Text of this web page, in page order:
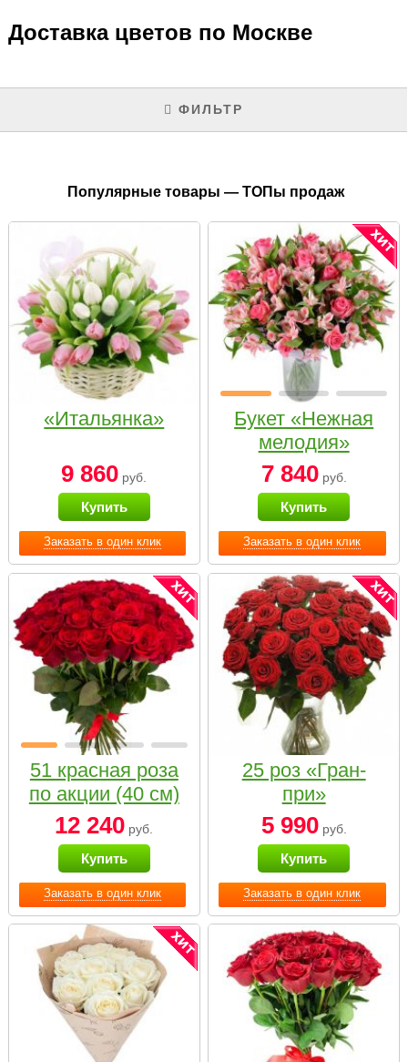
Доставка цветов по Москве
ФИЛЬТР
Популярные товары — ТОПы продаж
Заказать в один клик
«Итальянка»
9 860 руб.
Купить
Заказать в один клик
Букет «Нежная
мелодия»
7 840руб.
Купить
Заказать в один клик
51 красная роза
по акции (40 см)
12 240 руб.
Купить
Заказать в один клик
25 роз «Гран-
при»
5 990руб.
Купить